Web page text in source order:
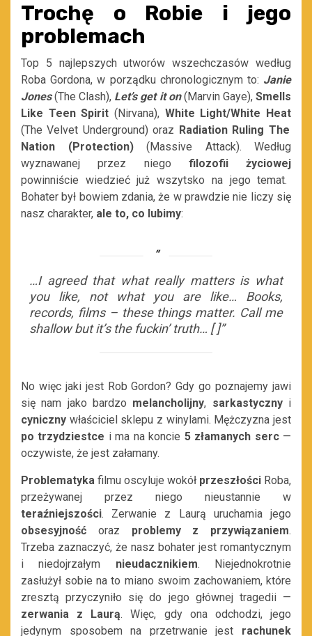
Trochę o Robie i jego
problemach
Top 5 najlepszych utworów wszechczasów według
Roba Gordona, w porządku chronologicznym to: Janie
Jones(The Clash), Let’s get it on (Marvin Gaye),Smells
Like Teen Spirit (Nirvana), White Light/White Heat
(The Velvet Underground) oraz Radiation Ruling The
Nation (Protection)(Massive Attack). Według
wyznawanej przez niego filozofii życiowej
powinniście wiedzieć już wszytsko na jego temat.
Bohater był bowiem zdania, że w prawdzie nie liczy się
nasz charakter, ale to, co lubimy:
…I agreed that what reallymatters is what
you like, not what you are like… Books,
records, films – these things matter. Call me
shallow but it’s the fuckin’ truth… [ ]”
No więc jaki jest Rob Gordon? Gdy go poznajemy jawi
się nam jako bardzo melancholijny, sarkastycznyi
cyniczny właściciel sklepu z winylami. Mężczyzna jest
potrzydziestce i ma na koncie 5 złamanych serc—
oczywiste, że jest załamany.
Problematyka filmu oscyluje wokół przeszłości Roba,
przeżywanej przez niego nieustannie w
teraźniejszości. Zerwanie z Laurą uruchamia jego
obsesyjność oraz problemy z przywiązaniem.
Trzeba zaznaczyć, że nasz bohater jest romantycznym
i niedojrzałym nieudacznikiem. Niejednokrotnie
zasłużył sobie na to miano swoim zachowaniem, które
zresztą przyczyniło się do jego głównej tragedii —
zerwania z Laurą. Więc, gdy ona odchodzi, jego
jedynym sposobem na przetrwanie jest rachunek